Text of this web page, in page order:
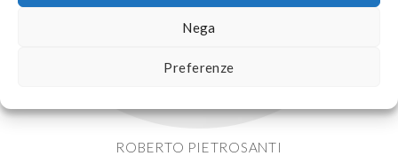
Nega
Preferenze
ROBERTO PIETROSANTI